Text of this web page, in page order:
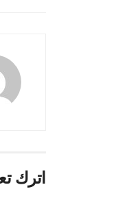
اترك